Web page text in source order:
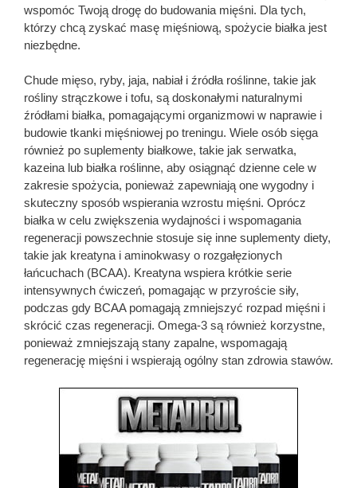
wspomóc Twoją drogę do budowania mięśni. Dla tych,
którzy chcą zyskać masę mięśniową, spożycie białka jest
niezbędne.
Chude mięso, ryby, jaja, nabiał i źródła roślinne, takie jak
rośliny strączkowe i tofu, są doskonałymi naturalnymi
źródłami białka, pomagającymi organizmowi w naprawie i
budowie tkanki mięśniowej po treningu. Wiele osób sięga
również po suplementy białkowe, takie jak serwatka,
kazeina lub białka roślinne, aby osiągnąć dzienne cele w
zakresie spożycia, ponieważ zapewniają one wygodny i
skuteczny sposób wspierania wzrostu mięśni. Oprócz
białka w celu zwiększenia wydajności i wspomagania
regeneracji powszechnie stosuje się inne suplementy diety,
takie jak kreatyna i aminokwasy o rozgałęzionych
łańcuchach (BCAA). Kreatyna wspiera krótkie serie
intensywnych ćwiczeń, pomagając w przyroście siły,
podczas gdy BCAA pomagają zmniejszyć rozpad mięśni i
skrócić czas regeneracji. Omega-3 są również korzystne,
ponieważ zmniejszają stany zapalne, wspomagają
regenerację mięśni i wspierają ogólny stan zdrowia stawów.